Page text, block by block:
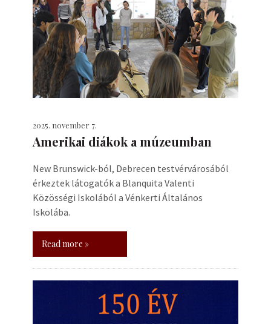
2025. november 7.
Amerikai diákok a múzeumban
New Brunswick-ból, Debrecen testvérvárosából
érkeztek látogatók a Blanquita Valenti
Közösségi Iskolából a Vénkerti Általános
Iskolába.
Read more »